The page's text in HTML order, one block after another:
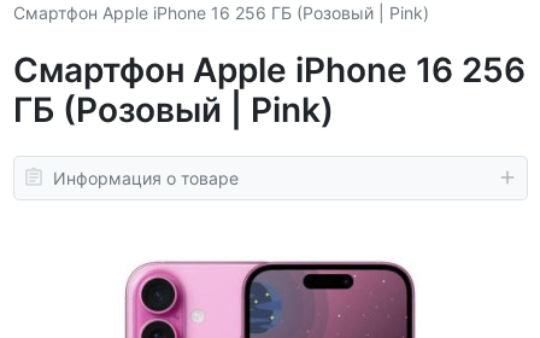
Смартфон Apple iPhone 16 256 ГБ (Розовый | Pink)
Смартфон Apple iPhone 16 256
ГБ (Розовый | Pink)
Информация о товаре